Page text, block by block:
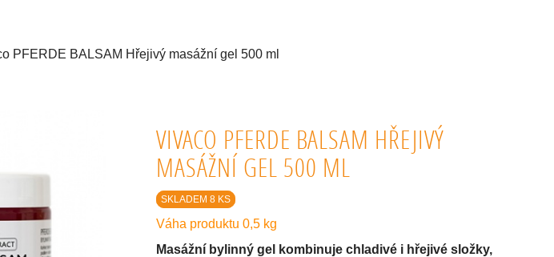
PFERDE BALSAM Hřejivý masážní gel 500 ml
VIVACO PFERDE BALSAM HŘEJIVÝ
MASÁŽNÍ GEL 500 ML
SKLADEM 8 KS
Váha produktu 0,5 kg
Masážní bylinný gel kombinuje chladivé i hřejivé složky,